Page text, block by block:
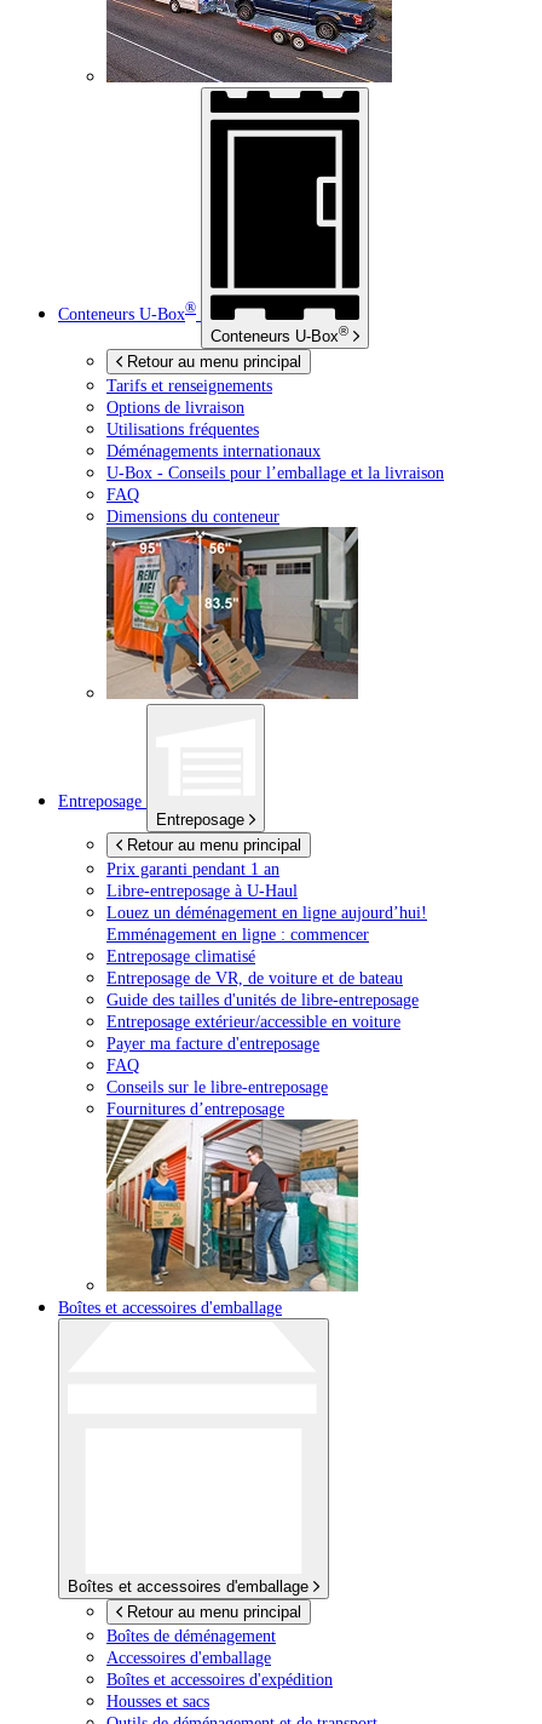
Conteneurs U-Box®
Conteneurs U-Box®
Retour au menu principal
Tarifs et renseignements
Options de livraison
Utilisations fréquentes
Déménagements internationaux
U-Box - Conseils pour l’emballage et la livraison
FAQ
Dimensions du conteneur
Entreposage
Entreposage
Retour au menu principal
Prix garanti pendant 1 an
Libre-entreposage à U-Haul
Louez un déménagement en ligne aujourd’hui!
Emménagement en ligne : commencer
Entreposage climatisé
Entreposage de VR, de voiture et de bateau
Guide des tailles d'unités de libre-entreposage
Entreposage extérieur/accessible en voiture
Payer ma facture d'entreposage
FAQ
Conseils sur le libre-entreposage
Fournitures d’entreposage
Boîtes et accessoires d'emballage
Boîtes et accessoires d'emballage
Retour au menu principal
Boîtes de déménagement
Accessoires d'emballage
Boîtes et accessoires d'expédition
Housses et sacs